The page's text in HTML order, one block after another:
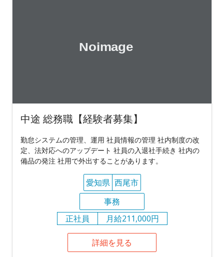
中途 総務職【経験者募集】
勤怠システムの管理、運用 社員情報の管理 社内制度の改
定、法対応へのアップデート 社員の入退社手続き 社内の
備品の発注 社用で外出することがあります。
愛知県 西尾市
事務
正社員
月給211,000円
詳細を見る